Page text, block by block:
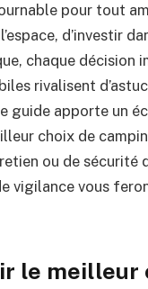
pour tout
l’espace, d’investir
chaque décision
rivalisent
guide apporte un
choix de
ou de sécurité
vigilance vous
le meilleur